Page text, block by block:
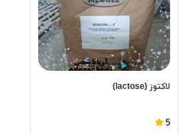
لاکتوز (lactose)
5